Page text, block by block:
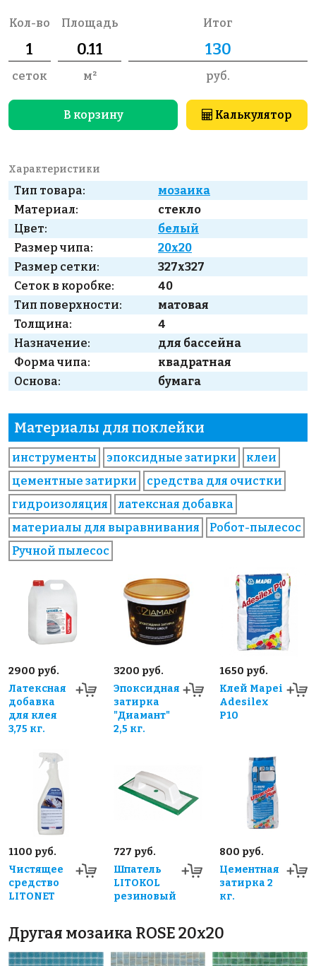
Кол-во
сеток
Площадь
м²
Итог
руб.
В корзину Калькулятор
Характеристики
Тип товара:
мозаика
Материал:
стекло
Цвет:
белый
Размер чипа:
20x20
Размер сетки:
327x327
Сеток в коробке:
40
Тип поверхности:
матовая
Толщина:
4
Назначение:
для бассейна
Форма чипа:
квадратная
Основа:
бумага
Материалы для поклейки
инструменты эпоксидные затирки
клеи
цементные затирки
средства для очистки
гидроизоляция
латексная добавка
материалы для выравнивания
Робот-пылесос
Ручной пылесос
2900 руб.
Латексная
добавка
для клея
3,75 кг.
3200 руб.
Эпоксидная
затирка
"Диамант"
2,5 кг.
1650 руб.
Клей Mapei
Adesilex
P10
1100 руб.
Чистящее
средство
LITONET
727 руб.
Шпатель
LITOKOL
резиновый
800 руб.
Цементная
затирка 2
кг.
Другая мозаика ROSE 20x20